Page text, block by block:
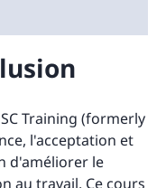
Training (formerly
l'acceptation et
d'améliorer le
au travail. Ce cours